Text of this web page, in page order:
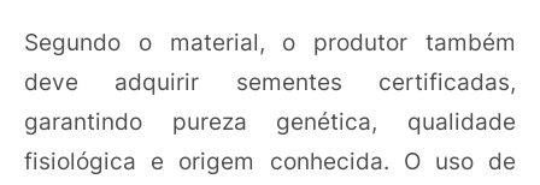
Segundo o material, o produtor também
deve adquirir sementes certificadas,
garantindo pureza genética, qualidade
fisiológica e origem conhecida. O uso de